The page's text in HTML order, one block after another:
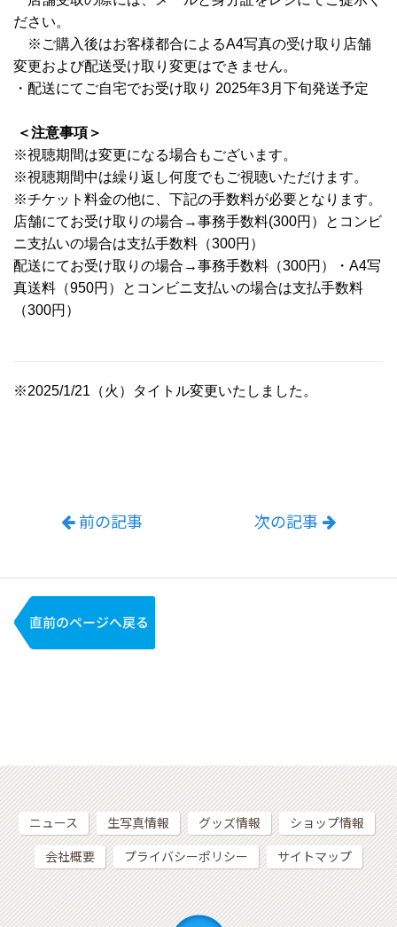
ださい。
※ご購入後はお客様都合によるA4写真の受け取り店舗
変更および配送受け取り変更はできません。
・配送にてご自宅でお受け取り 2025年3月下旬発送予定
＜注意事項＞
※視聴期間は変更になる場合もございます。
※視聴期間中は繰り返し何度でもご視聴いただけます。
※チケット料金の他に、下記の手数料が必要となります。
店舗にてお受け取りの場合→事務手数料(300円）とコンビ
ニ支払いの場合は支払手数料（300円）
配送にてお受け取りの場合→事務手数料（300円）・A4写
真送料（950円）とコンビニ支払いの場合は支払手数料
（300円）
※2025/1/21（火）タイトル変更いたしました。
前の記事 次の記事
ニュース 生写真情報 グッズ情報 ショップ情報
会社概要 プライバシーポリシー サイトマップ